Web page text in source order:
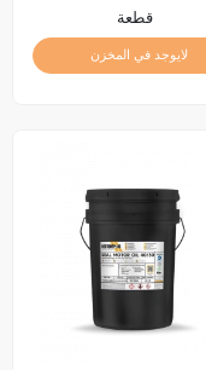
قطعة
لايوجد في المخزن